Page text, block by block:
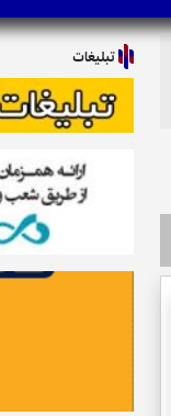
تبلیغات